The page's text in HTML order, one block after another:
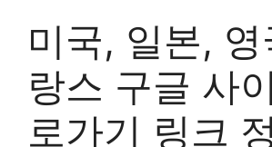
미국, 일본, 영
랑스 구글 사
로가기 링크